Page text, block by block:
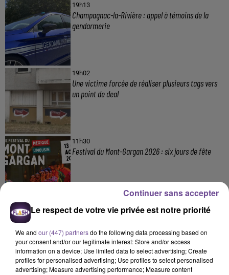
19h13
Champagnac-la-Rivière : appel à témoins de la
gendarmerie
19h02
Une victime forcée de réaliser plusieurs tags vers
un point de deal
11h30
Festival du Mont-Gargan 2026 : six jours de fête
7 août 2026
toxiques
Le respect de votre vie privée est notre priorité
We and our (447) partnersdo the following data processing based on
your consent and/or our legitimate interest: Store and/or access
information on a device; Use limited data to select advertising; Create
profiles for personalised advertising; Use profiles to select personalised
advertising; Measure advertising performance; Measure content
Continuer sans accepter